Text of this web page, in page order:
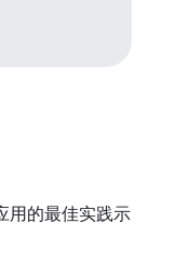
用的最佳实践示